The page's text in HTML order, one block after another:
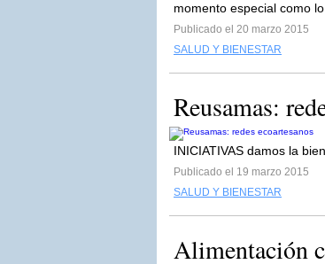
momento especial como
Publicado el 20 marzo 2015
SALUD Y BIENESTAR
Reusamas:
INICIATIVAS damos la
Publicado el 19 marzo 2015
SALUD Y BIENESTAR
Alimentación